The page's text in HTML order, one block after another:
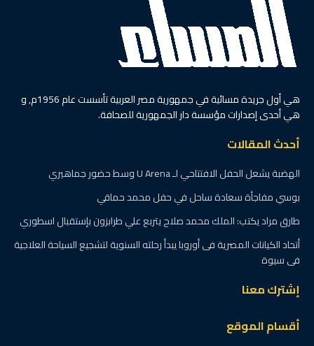
هي أول جريدة مسائية في جمهورية مصر العربية تأسست عام 1956م, و
هي أحدى إصدارات مؤسسة دار الجمهورية للصحافة.
أحدث المقالات
الهضبة يشعل الحفل الافتتاحي لـ U Arena وسط حضور جماهيري
بوسي مفاجأة سعادة ساحل في حفل محمد حماقي
طارق مراد يكتب: الملك محمد صلاح يتربع علي طرابزون بإستقبال اسطوري
أتحاد الكيانات المصرية فى أوروبا يبدأ رحلته السنوية لتشجيع السياحة العلاجية
فى سيوة
إشترك معنا
أقسام الموقع